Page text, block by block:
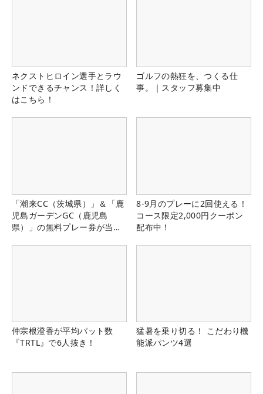
ネクストヒロイン選手とラウ
ンドできるチャンス！詳しく
はこちら！
ゴルフの熱狂を、つくる仕
事。｜スタッフ募集中
「潮来CC（茨城県）」＆「鹿
児島ガーデンGC（鹿児島
県）」の無料プレー券が当た
8-9月のプレーに2回使える！
コース限定2,000円クーポン
配布中！
仲宗根澄香が平均パット数
『TRTL』で6人抜き！
猛暑を乗り切る！ こだわり機
能派パンツ4選